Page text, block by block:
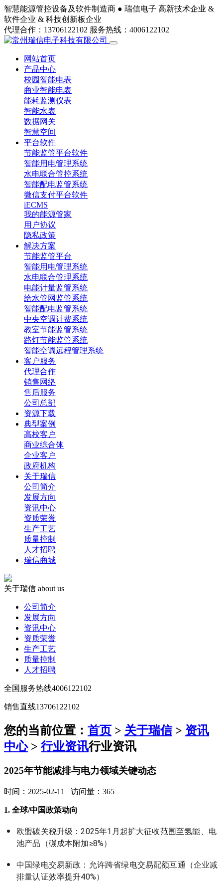
智慧能源管控设备及软件制造商 ● 瑞信电子 高新技术企业 &
软件企业 & 科技创新板企业
代理合作：13706122102 服务热线：4006122102
网站首页
产品中心
校园智能电表
商业智能电表
能耗监测仪表
智能水表
数据网关
智慧空间
平台软件
节能监管平台软件
智能用电管理系统
水电联合管控系统
智能配电监管系统
微信支付平台软件
iECMS
我的能源管家
用户协议
隐私政策
解决方案
节能监管平台
智能用电管理系统
水电联合管理系统
电能计量监管系统
给水管网监管系统
智能配电监管系统
中央空调计费系统
教室节能监管系统
路灯节能监管系统
智能空调远程管理系统
客户服务
代理合作
销售网络
售后服务
公司总部
资源下载
典型案例
高校客户
商业综合体
企业客户
政府机构
关于瑞信
公司简介
发展方向
资讯中心
资质荣誉
生产工艺
质量控制
人才招聘
瑞信商城
关于瑞信 about us
公司简介
发展方向
资讯中心
资质荣誉
生产工艺
质量控制
人才招聘
全国服务热线4006122102
销售直线13706122102
您的当前位置： 首页 > 关于瑞信> 资讯
中心> 行业资讯行业资讯
2025年节能减排与电力领域关键动态
时间：2025-02-11 访问量：365
1. 全球/中国政策动向
欧盟碳关税升级：2025年1月起扩大征收范围至氢能、电
池产品（碳成本附加≥8%）
中国绿电交易新政：允许跨省绿电交易配额互通（企业减
排量认证效率提升40%）